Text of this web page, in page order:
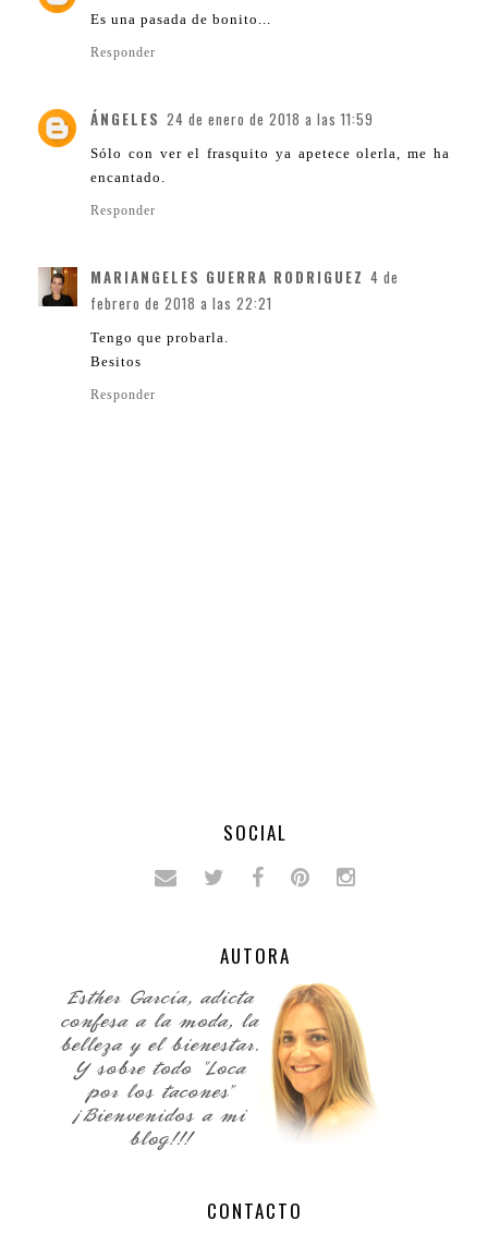
Es una pasada de bonito...
Responder
ÁNGELES 24 de enero de 2018 a las 11:59
Sólo con ver el frasquito ya apetece olerla, me ha
encantado.
Responder
MARIANGELES GUERRA RODRIGUEZ 4 de
febrero de 2018 a las 22:21
Tengo que probarla.
Besitos
Responder
SOCIAL
AUTORA
CONTACTO